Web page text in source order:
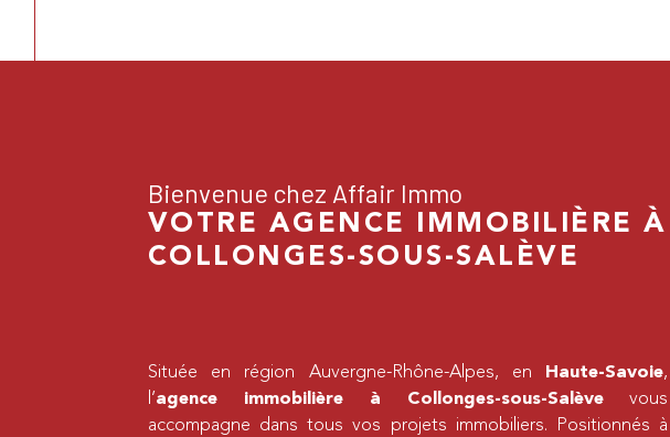
Bienvenue chez Affair Immo
VOTRE AGENCE IMMOBILIÈRE À
COLLONGES-SOUS-SALÈVE
Située en région Auvergne-Rhône-Alpes, en Haute-Savoie,
l’agence immobilière à Collonges-sous-Salève
vous
accompagne dans tous vos projets immobiliers. Positionnés à